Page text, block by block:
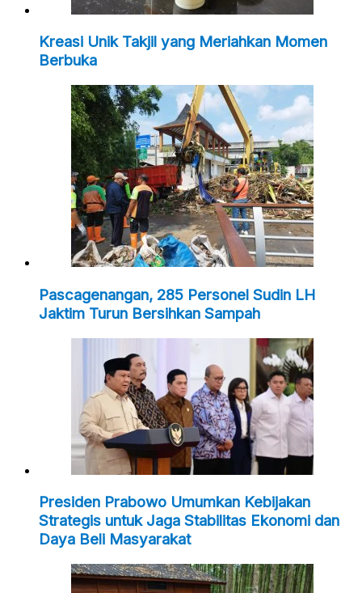
Kreasi Unik Takjil yang Meriahkan Momen
Berbuka
Pascagenangan, 285 Personel Sudin LH
Jaktim Turun Bersihkan Sampah
Presiden Prabowo Umumkan Kebijakan
Strategis untuk Jaga Stabilitas Ekonomi dan
Daya Beli Masyarakat